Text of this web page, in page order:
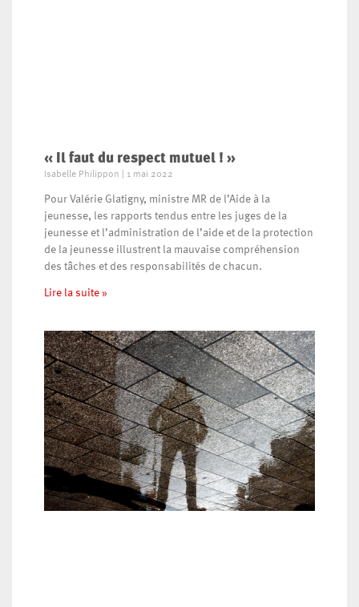
« Il faut du respect mutuel ! »
Isabelle Philippon 1 mai 2022
Pour Valérie Glatigny, ministre MR de l’Aide à la
jeunesse, les rapports tendus entre les juges de la
jeunesse et l’administration de l’aide et de la protection
de la jeunesse illustrent la mauvaise compréhension
des tâches et des responsabilités de chacun.
Lire la suite »